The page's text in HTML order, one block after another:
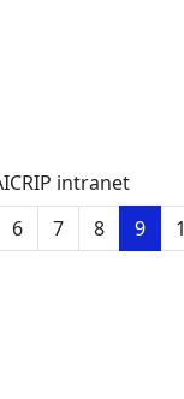
intranet
6 7 8 9